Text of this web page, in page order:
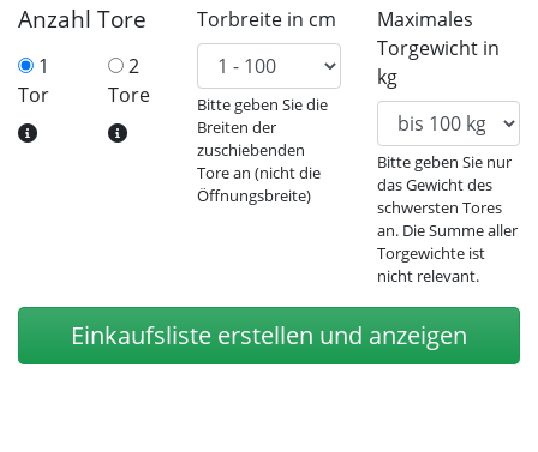
Anzahl Tore
1
Tor
2
Tore
Torbreite in cm
Bitte geben Sie die
Breiten der
zuschiebenden
Tore an (nicht die
Öffnungsbreite)
Maximales
Torgewicht in
kg
Bitte geben Sie nur
das Gewicht des
schwersten Tores
an. Die Summe aller
Torgewichte ist
nicht relevant.
Einkaufsliste erstellen und anzeigen